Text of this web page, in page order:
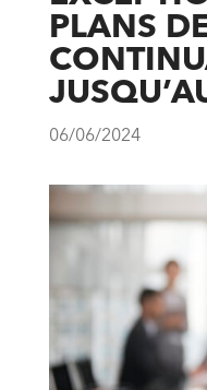
PLANS
06/06/2024